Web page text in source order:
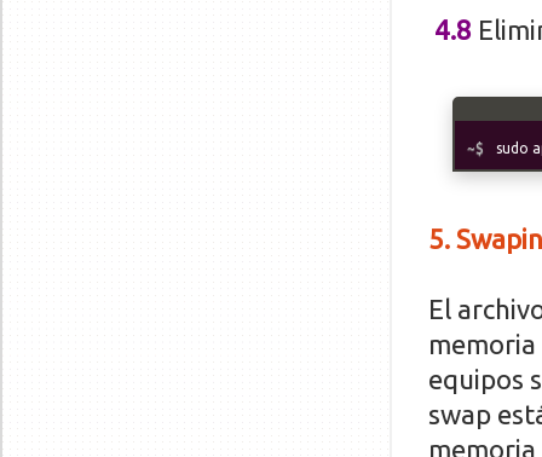
4.8
sudo
5.
El
equipos
swap
memoria